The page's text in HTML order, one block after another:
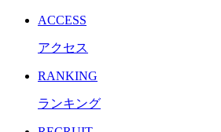
ACCESS
アクセス
RANKING
ランキング